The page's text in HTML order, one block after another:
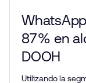
87 % en
DOOH
Utilizando la